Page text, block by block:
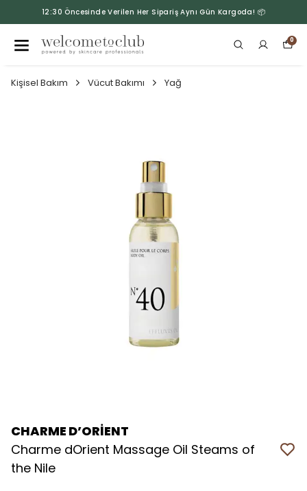
12:30 Öncesinde Verilen Her Sipariş Aynı Gün Kargoda! 📦
0
Kişisel Bakım Vücut Bakımı Yağ
CHARME D’ORİENT
Charme dOrient Massage Oil Steams of
the Nile